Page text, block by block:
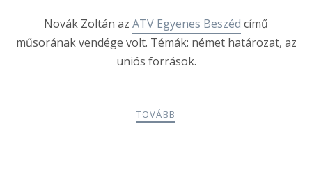
Novák Zoltán az ATV Egyenes Beszéd című
műsorának vendége volt. Témák: német határozat, az
uniós források.
TOVÁBB